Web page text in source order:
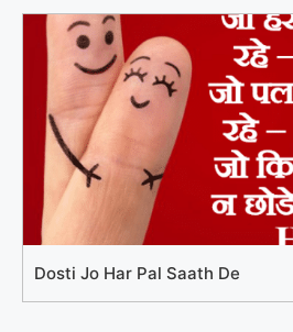
Dosti Jo Har Pal Saath De